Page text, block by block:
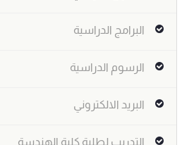
البرامج الدراسية
الرسوم الدراسية
البريد الالكتروني
التدريب لطلبة كلية الھندسة